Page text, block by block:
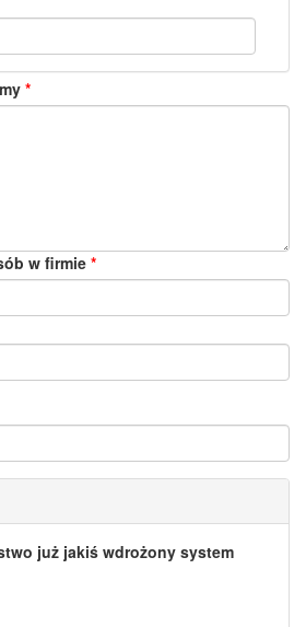
w firmie
już jakiś wdrożony system